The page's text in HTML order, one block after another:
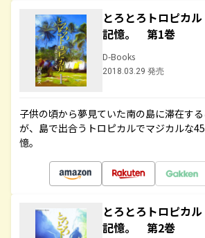
とろとろトロピカ
記憶。 第1巻
D-Books
2018.03.29 発売
子供の頃から夢見ていた南の島に滞在す
が、島で出合うトロピカルでマジカルな
憶。
とろとろトロピカ
記憶。 第2巻